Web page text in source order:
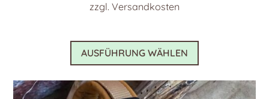
zzgl. Versandkosten
AUSFÜHRUNG WÄHLEN
Dieses
weist
mehrere